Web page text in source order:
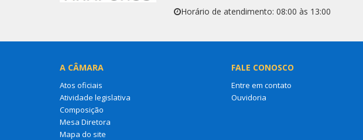
Horário de atendimento: 08:00 às 13:00
A CÂMARA
Atos oficiais
Atividade legislativa
Composição
Mesa Diretora
Mapa do site
FALE CONOSCO
Entre em contato
Ouvidoria